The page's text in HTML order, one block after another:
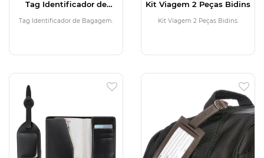
Tag Identificador de
Tag Identificador de Bagagem.
Kit Viagem 2 Peças Bidins
Kit Viagem 2 Peças Bidins.